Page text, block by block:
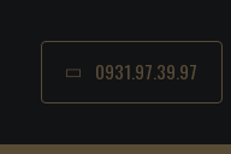
0931.97.39.97